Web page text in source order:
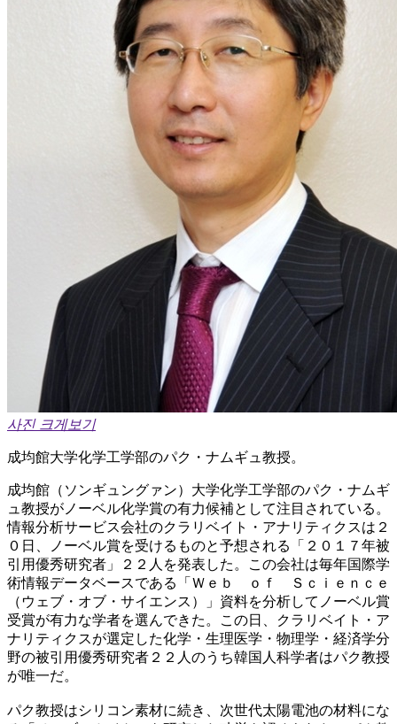
사진 크게보기
成均館大学化学工学部のパク・ナムギュ教授。
成均館（ソンギュングァン）大学化学工学部のパク・ナムギ
ュ教授がノーベル化学賞の有力候補として注目されている。
情報分析サービス会社のクラリベイト・アナリティクスは２
０日、ノーベル賞を受けるものと予想される「２０１７年被
引用優秀研究者」２２人を発表した。この会社は毎年国際学
術情報データベースである「Ｗｅｂ ｏｆ Ｓｃｉｅｎｃｅ
（ウェブ・オブ・サイエンス）」資料を分析してノーベル賞
受賞が有力な学者を選んできた。この日、クラリベイト・ア
ナリティクスが選定した化学・生理医学・物理学・経済学分
野の被引用優秀研究者２２人のうち韓国人科学者はパク教授
が唯一だ。
パク教授はシリコン素材に続き、次世代太陽電池の材料にな